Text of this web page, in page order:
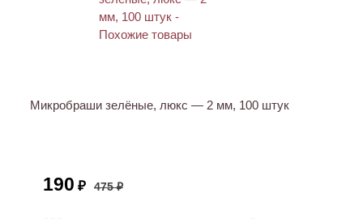
Микробраши зелёные, люкс — 2 мм, 100 штук
190 ₽ 475 ₽